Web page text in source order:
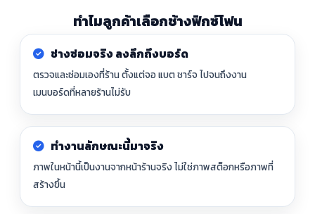
ทำไมลูกค้าเลือกช้างฟิกซ์โฟน
ช่างซ่อมจริง ลงลึกถึงบอร์ด
ตรวจและซ่อมเองที่ร้าน ตั้งแต่จอ แบต ชาร์จ ไปจนถึงงาน
เมนบอร์ดที่หลายร้านไม่รับ
ทำงานลักษณะนี้มาจริง
ภาพในหน้านี้เป็นงานจากหน้าร้านจริง ไม่ใช่ภาพสต็อกหรือภาพที่
สร้างขึ้น